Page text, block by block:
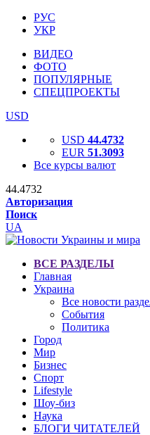
РУС
УКР
ВИДЕО
ФОТО
ПОПУЛЯРНЫЕ
СПЕЦПРОЕКТЫ
USD
USD 44.4732
EUR 51.3093
Все курсы валют
44.4732
Авторизация
Поиск
UA
ВСЕ РАЗДЕЛЫ
Главная
Украина
Все новости
События
Политика
Город
Мир
Бизнес
Спорт
Lifestyle
Шоу-биз
Наука
БЛОГИ ЧИТАТЕЛЕЙ